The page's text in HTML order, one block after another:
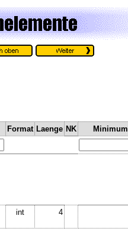
Format Laenge NK Minimum
int 4